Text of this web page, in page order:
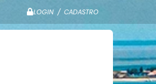
LOGIN / CADASTRO